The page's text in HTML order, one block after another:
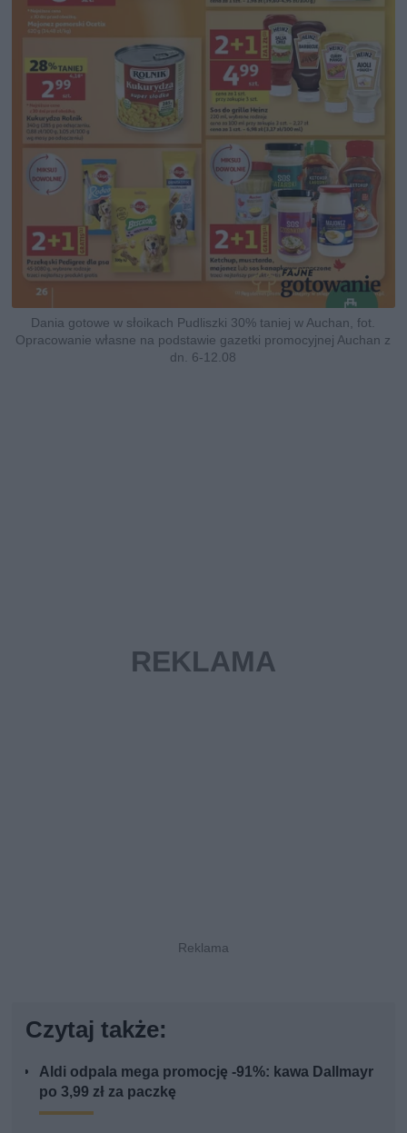
Dania gotowe w słoikach Pudliszki 30% taniej w Auchan, fot.
Opracowanie własne na podstawie gazetki promocyjnej Auchan z
dn. 6-12.08
Czytaj także:
Aldi odpala mega promocję -91%: kawa Dallmayr
po 3,99 zł za paczkę